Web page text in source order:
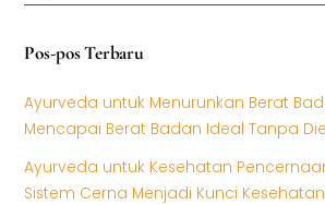
Pos-pos Terbaru
Ayurveda untuk Menurunkan Berat
Mencapai Berat Badan Ideal Tanpa
Ayurveda untuk Kesehatan
Sistem Cerna Menjadi Kunci